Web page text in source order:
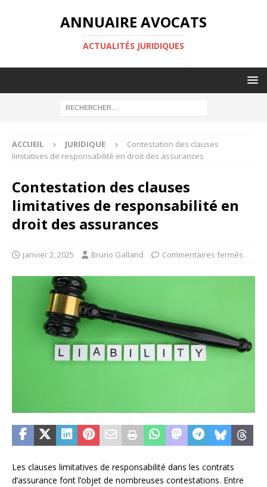
ANNUAIRE AVOCATS
ACTUALITÉS JURIDIQUES
ACCUEIL JURIDIQUE
Contestation des clauses
limitatives de responsabilité en droit des assurances
Contestation des clauses
limitatives de responsabilité en
droit des assurances
janvier 2, 2025 Bruno Galland Commentaires fermés
Les clauses limitatives de responsabilité dans les contrats
d’assurance font l’objet de nombreuses contestations. Entre